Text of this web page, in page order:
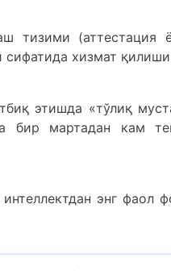
тизими (аттестация
хизмат қилиши
этишда «тўлиқ
бир мартадан кам
энг фаол